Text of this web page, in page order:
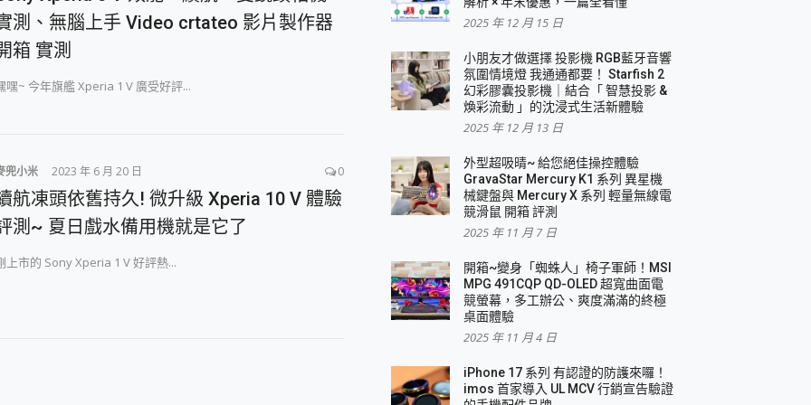
測、無腦上手 Video crtateo 影片製作器
箱 實測
嘿~ 今年旗艦 Xperia 1 V 廣受好評...
兜小米 2023 年 6 月 20 日 0
航凍頭依舊持久! 微升級 Xperia 10 V 體驗
測~ 夏日戲水備用機就是它了
上市的 Sony Xperia 1 V 好評熱...
2025 年 12 月 15 日
小朋友才做選擇 投影機 RGB藍牙音響
氛圍情境燈 我通通都要！ Starfish 2
幻彩膠囊投影機｜結合「 智慧投影 &
煥彩流動 」的沈浸式生活新體驗
2025 年 12 月 13 日
外型超吸晴~ 給您絕佳操控體驗
GravaStar Mercury K1 系列 異星機
械鍵盤與 Mercury X 系列 輕量無線電
競滑鼠 開箱 評測
2025 年 11 月 7 日
開箱~變身「蜘蛛人」椅子軍師！MSI
MPG 491CQP QD-OLED 超寬曲面電
競螢幕，多工辦公、爽度滿滿的終極
桌面體驗
2025 年 11 月 4 日
iPhone 17 系列 有認證的防護來囉！
imos 首家導入 UL MCV 行銷宣告驗證